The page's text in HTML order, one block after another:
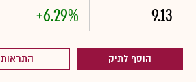
9.13
+6.29%
הוסף לתיק התראות